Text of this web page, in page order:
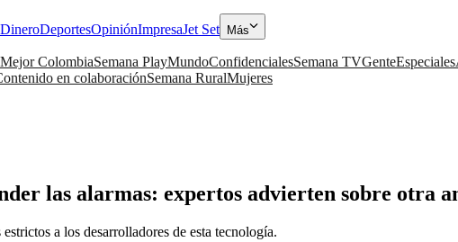
DineroDeportesOpiniónImpresaJet Set Más
Mejor ColombiaSemana PlayMundoConfidencialesSemana TVGenteEspeciales
en colaboraciónSemana RuralMujeres
las alarmas: expertos advierten sobre otra
a los desarrolladores de esta tecnología.